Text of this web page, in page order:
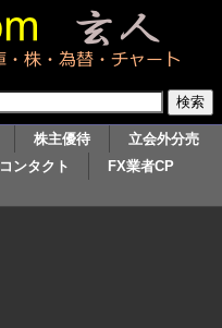
株主優待
立会外分売
コンタクト
FX業者CP